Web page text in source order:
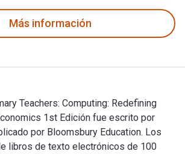
Más información
Teachers: Computing: Redefining
1st Edición fue escrito por
por Bloomsbury Education. Los
libros de texto electrónicos de 100